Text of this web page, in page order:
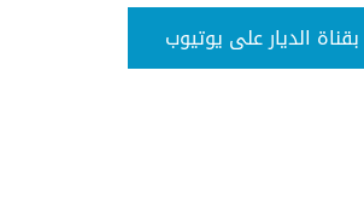
الديار على يوتيوب